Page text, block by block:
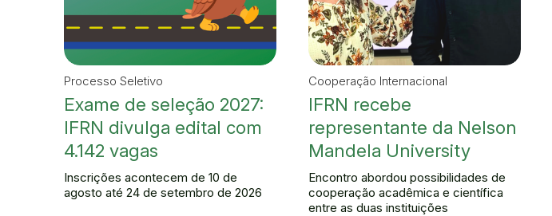
Processo Seletivo
Exame de seleção 2027:
IFRN divulga edital com
4.142 vagas
Inscrições acontecem de 10 de
agosto até 24 de setembro de 2026
Cooperação Internacional
IFRN recebe
representante da Nelson
Mandela University
Encontro abordou possibilidades de
cooperação acadêmica e científica
entre as duas instituições